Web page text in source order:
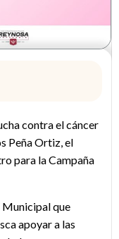
contra el cáncer
Peña Ortiz, el
para la Campaña
Municipal que
apoyar a las